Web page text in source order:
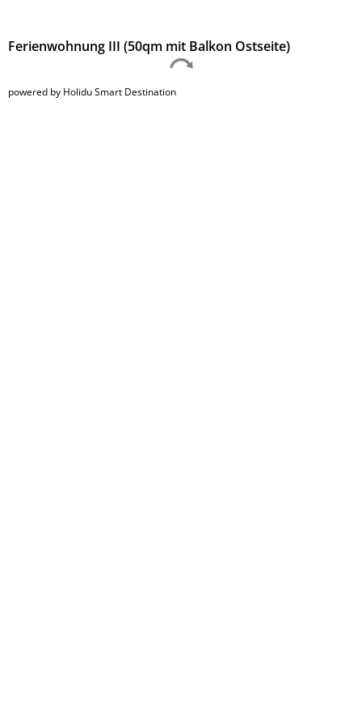
Ferienwohnung III (50qm mit Balkon Ostseite)
powered by Holidu Smart Destination